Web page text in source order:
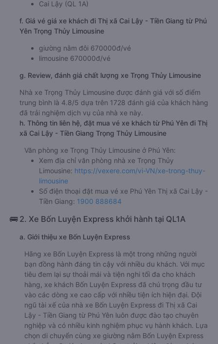
Cai Lậy (QL 1A)
f. Giá vé giá xe khách đi Thị xã Cai Lậy - Tiền Giang từ Phú
Yên Trọng Thủy Limousine
giường nằm đôi 670000đ/vé
limousine 670000đ/vé
g. Review, đánh giá chất lượng xe Trọng Thủy Limousine
Nhà xe Trọng Thủy Limousine được đánh giá với số điểm
trung bình là 4.8/5 dựa trên 1728 đánh giá của khách hàng
đã trải nghiệm dịch vụ của nhà xe này.
h. Thông tin liên hệ, đặt mua vé xe khách từ Phú Yên đi Thị
xã Cai Lậy - Tiền Giang Trọng Thủy Limousine
Văn phòng xe Trọng Thủy Limousine ở Phú Yên:
Xem địa chỉ văn phòng nhà xe Trọng Thủy
Limousine: https://vexere.com/vi-VN/xe-trong-thuy-
limousine
Số điện thoại đặt mua vé xe Phú Yên Thị xã Cai Lậy -
Tiền Giang: 1900 888684
🚌 2. Xe Bốn Luyện Express khởi hành tại QL1A
a. Giới thiệu xe Bốn Luyện Express
Hãng xe Bốn Luyện Express là một trong những người
bạn đồng hành đáng tin cậy với nhiều du khách. Với mục
tiêu đem lại sự thoải mái và tiện nghi tối đa cho khách
hàng, xe khách Bốn Luyện Express đã chú trọng đầu tư
vào các dòng xe cao cấp với nhiều tiện ích hiện đại. Đội
ngũ tài xế của nhà xe Bốn Luyện Express đi Thị xã Cai
Lậy - Tiền Giang từ Phú Yên luôn được đào tạo chuyên
nghiệp và có nhiều kinh nghiệm phục vụ hành khách. Lựa
chọn di chuyển cùng xe giường nằm Bốn Luyện Express